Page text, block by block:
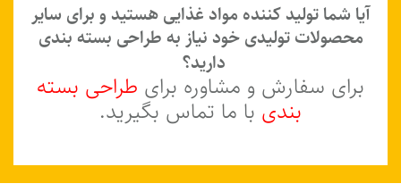
آیا شما تولید کننده مواد غذایی هستید و برای سایر
محصولات تولیدی خود نیاز به طراحی بسته بندی
دارید؟
برای سفارش و مشاوره برای طراحی بسته
بندی با ما تماس بگیرید.